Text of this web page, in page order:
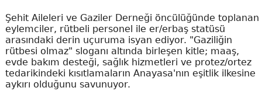
Şehit Aileleri ve Gaziler Derneği öncülüğünde toplanan
eylemciler, rütbeli personel ile er/erbaş statüsü
arasındaki derin uçuruma isyan ediyor. "Gaziliğin
rütbesi olmaz" sloganı altında birleşen kitle; maaş,
evde bakım desteği, sağlık hizmetleri ve protez/ortez
tedarikindeki kısıtlamaların Anayasa'nın eşitlik ilkesine
aykırı olduğunu savunuyor.